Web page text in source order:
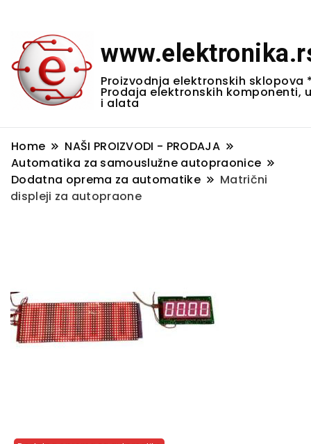
Proizvodnja elektronskih sklopova
Prodaja elektronskih komponenti,
i alata
Home
NAŠI PROIZVODI - PRODAJA
Automatika za samouslužne autopraonice
Dodatna oprema za automatike
Matrični
displeji za autopraone